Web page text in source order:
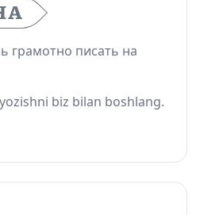
грамотно писать на
biz bilan boshlang.